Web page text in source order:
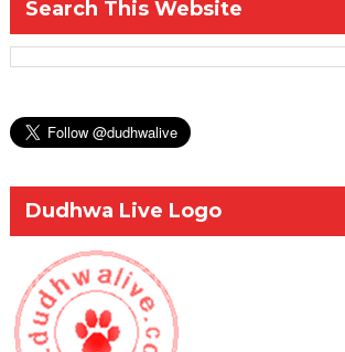
Search This Website
Dudhwa Live Logo